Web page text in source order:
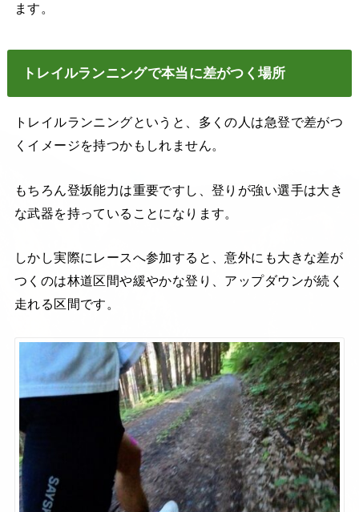
ます。
トレイルランニングで本当に差がつく場所
トレイルランニングというと、多くの人は急登で差がつ
くイメージを持つかもしれません。
もちろん登坂能力は重要ですし、登りが強い選手は大き
な武器を持っていることになります。
しかし実際にレースへ参加すると、意外にも大きな差が
つくのは林道区間や緩やかな登り、アップダウンが続く
走れる区間です。